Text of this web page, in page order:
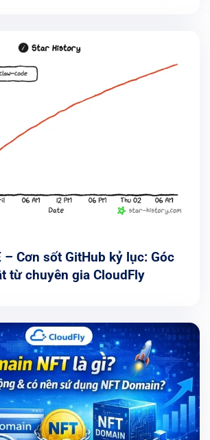
– Cơn sốt GitHub kỷ lục: Góc
từ chuyên gia CloudFly